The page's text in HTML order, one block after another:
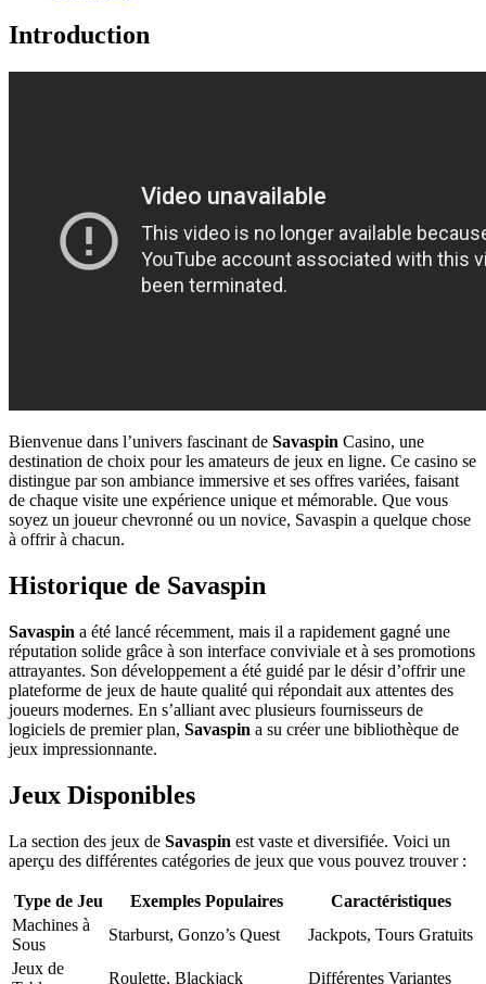
Introduction
Bienvenue dans l’univers fascinant de Savaspin Casino, une
destination de choix pour les amateurs de jeux en ligne. Ce casino se
distingue par son ambiance immersive et ses offres variées, faisant
de chaque visite une expérience unique et mémorable. Que vous
soyez un joueur chevronné ou un novice, Savaspin a quelque chose
à offrir à chacun.
Historique de Savaspin
Savaspin a été lancé récemment, mais il a rapidement gagné une
réputation solide grâce à son interface conviviale et à ses promotions
attrayantes. Son développement a été guidé par le désir d’offrir une
plateforme de jeux de haute qualité qui répondait aux attentes des
joueurs modernes. En s’alliant avec plusieurs fournisseurs de
logiciels de premier plan, Savaspin a su créer une bibliothèque de
jeux impressionnante.
Jeux Disponibles
La section des jeux de Savaspin est vaste et diversifiée. Voici un
aperçu des différentes catégories de jeux que vous pouvez trouver :
Type de Jeu Exemples Populaires
Caractéristiques
Machines à
Sous
Starburst, Gonzo’s Quest
Jackpots, Tours Gratuits
Jeux de
Roulette, Blackjack Différentes Variantes